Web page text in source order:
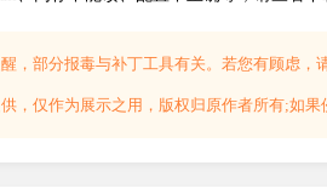
友在首页点击“加入游戏”，输入你
，部分报毒与补丁工具有关。若您有顾虑，
，仅作为展示之用，版权归原作者所有;如果